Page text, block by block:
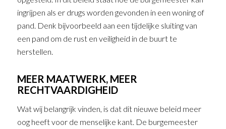
ingrijpen als er drugs worden gevonden in een woning of
pand. Denk bijvoorbeeld aan een tijdelijke sluiting van
een pand om de rust en veiligheid in de buurt te
herstellen.
MEER MAATWERK, MEER
RECHTVAARDIGHEID
Wat wij belangrijk vinden, is dat dit nieuwe beleid meer
oog heeft voor de menselijke kant. De burgemeester